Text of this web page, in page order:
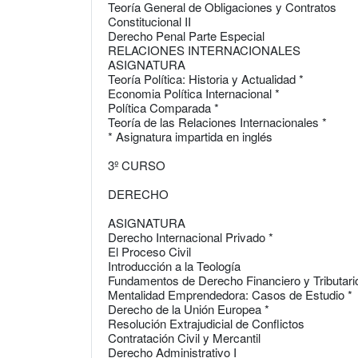
Teoría General de Obligaciones y Contratos
Constitucional II
Derecho Penal Parte Especial
RELACIONES INTERNACIONALES
ASIGNATURA
Teoría Política: Historia y Actualidad *
Economia Política Internacional *
Política Comparada *
Teoría de las Relaciones Internacionales *
* Asignatura impartida en inglés
3º CURSO
DERECHO
ASIGNATURA
Derecho Internacional Privado *
El Proceso Civil
Introducción a la Teología
Fundamentos de Derecho Financiero y
Mentalidad Emprendedora: Casos de Estudio *
Derecho de la Unión Europea *
Resolución Extrajudicial de Conflictos
Contratación Civil y Mercantil
Derecho Administrativo I